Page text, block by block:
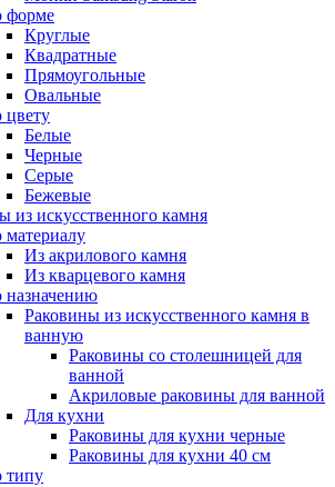
форме
Круглые
Квадратные
Прямоугольные
Овальные
цвету
Белые
Черные
Серые
Бежевые
из искусственного камня
Из акрилового камня
Из кварцевого камня
назначению
Раковины из искусственного камня в
ванную
Раковины со столешницей для
ванной
Акриловые раковины для ванной
Для кухни
Раковины для кухни черные
Раковины для кухни 40 см
типу